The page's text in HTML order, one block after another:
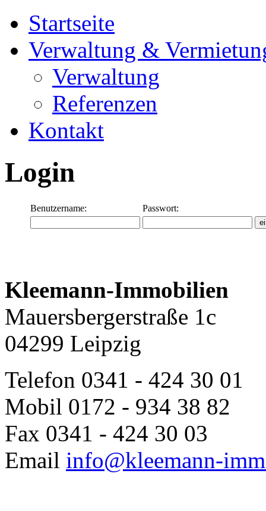
Startseite
Verwaltung &
Verwaltung
Referenzen
Kontakt
Login
Benutzername: Passwort:
Kleemann-Immobilien
Mauersbergerstraße 1c
04299 Leipzig
Telefon 0341 - 424 30 01
Mobil 0172 - 934 38 82
Fax 0341 - 424 30 03
Email info@kleemann-